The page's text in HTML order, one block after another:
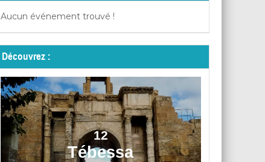
Aucun événement trouvé !
Découvrez :
12
Tébessa